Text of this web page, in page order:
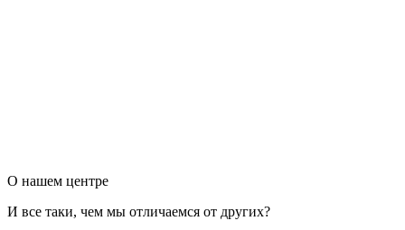
О нашем центре
И все таки, чем мы отличаемся от других?